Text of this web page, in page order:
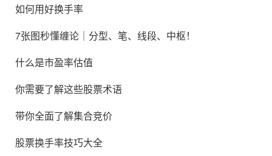
如何用好换手率
7张图秒懂缠论｜分型、笔、线段、中枢！
什么是市盈率估值
你需要了解这些股票术语
带你全面了解集合竞价
股票换手率技巧大全